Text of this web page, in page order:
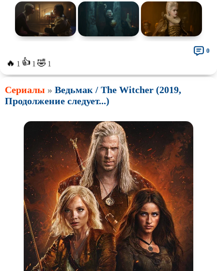
🔥 1 👍 1 🤣 1
0
Сериалы » Ведьмак / The Witcher (2019,
Продолжение следует...)